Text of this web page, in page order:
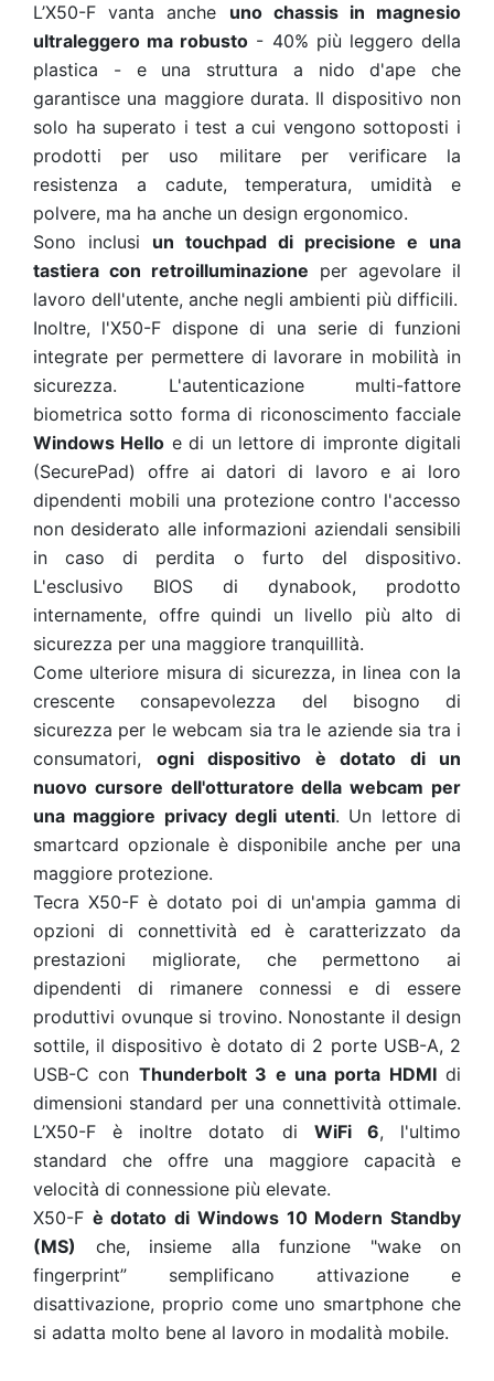
L’X50-F vanta anche uno chassis in magnesio
ultraleggero ma robusto - 40% più leggero della
plastica - e una struttura a nido d'ape che
garantisce una maggiore durata. Il dispositivo non
solo ha superato i test a cui vengono sottoposti i
prodotti per uso militare per verificare la
resistenza a cadute, temperatura, umidità e
polvere, ma ha anche un design ergonomico.
Sono inclusi un touchpad di precisione e una
tastiera con retroilluminazione per agevolare il
lavoro dell'utente, anche negli ambienti più difficili.
Inoltre, l'X50-F dispone di una serie di funzioni
integrate per permettere di lavorare in mobilità in
sicurezza. L'autenticazione multi-fattore
biometrica sotto forma di riconoscimento facciale
Windows Hello e di un lettore di impronte digitali
(SecurePad) offre ai datori di lavoro e ai loro
dipendenti mobili una protezione contro l'accesso
non desiderato alle informazioni aziendali sensibili
in caso di perdita o furto del dispositivo.
L'esclusivo BIOS di dynabook, prodotto
internamente, offre quindi un livello più alto di
sicurezza per una maggiore tranquillità.
Come ulteriore misura di sicurezza, in linea con la
crescente consapevolezza del bisogno di
sicurezza per le webcam sia tra le aziende sia tra i
consumatori, ogni dispositivo è dotato di un
nuovo cursore dell'otturatore della webcam per
una maggiore privacy degli utenti. Un lettore di
smartcard opzionale è disponibile anche per una
maggiore protezione.
Tecra X50-F è dotato poi di un'ampia gamma di
opzioni di connettività ed è caratterizzato da
prestazioni migliorate, che permettono ai
dipendenti di rimanere connessi e di essere
produttivi ovunque si trovino. Nonostante il design
sottile, il dispositivo è dotato di 2 porte USB-A, 2
USB-C con Thunderbolt 3 e una porta HDMIdi
dimensioni standard per una connettività ottimale.
L’X50-F è inoltre dotato di WiFi 6, l'ultimo
standard che offre una maggiore capacità e
velocità di connessione più elevate.
X50-F è dotato di Windows 10 Modern Standby
(MS) che, insieme alla funzione "wake on
fingerprint” semplificano attivazione e
disattivazione, proprio come uno smartphone che
si adatta molto bene al lavoro in modalità mobile.